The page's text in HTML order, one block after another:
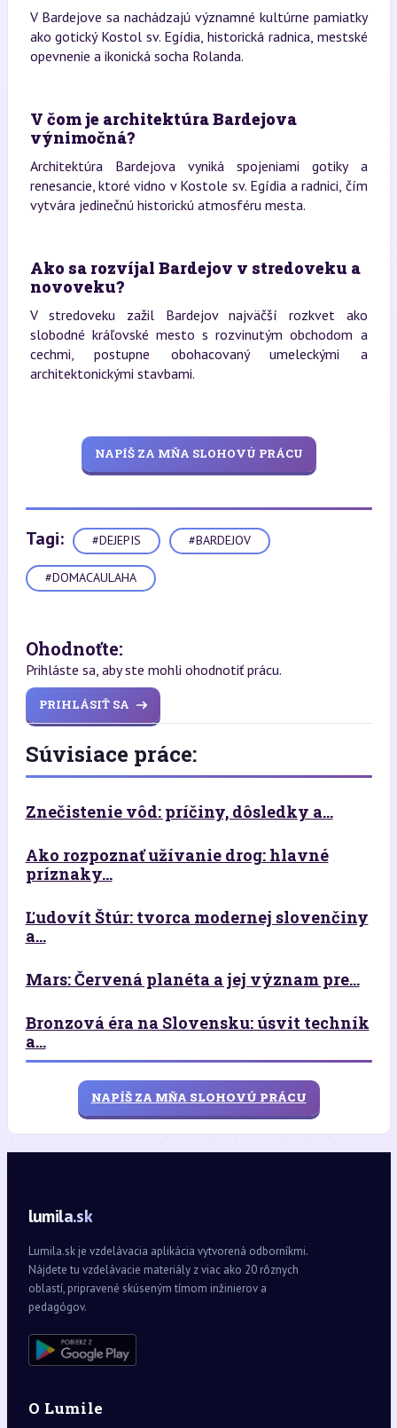
V Bardejove sa nachádzajú významné kultúrne pamiatky
ako gotický Kostol sv. Egídia, historická radnica, mestské
opevnenie a ikonická socha Rolanda.
V čom je architektúra Bardejova
výnimočná?
Architektúra Bardejova vyniká spojeniami gotiky a
renesancie, ktoré vidno v Kostole sv. Egídia a radnici, čím
vytvára jedinečnú historickú atmosféru mesta.
Ako sa rozvíjal Bardejov v stredoveku a
novoveku?
V stredoveku zažil Bardejov najväčší rozkvet ako
slobodné kráľovské mesto s rozvinutým obchodom a
cechmi, postupne obohacovaný umeleckými a
architektonickými stavbami.
NAPÍŠ ZA MŇA SLOHOVÚ PRÁCU
Tagi: #DEJEPIS #BARDEJOV
#DOMACAULAHA
Ohodnoťte:
Prihláste sa, aby ste mohli ohodnotiť prácu.
PRIHLÁSIŤ SA
Súvisiace práce:
Znečistenie vôd: príčiny, dôsledky a...
Ako rozpoznať užívanie drog: hlavné
príznaky...
Ľudovít Štúr: tvorca modernej slovenčiny
a...
Mars: Červená planéta a jej význam pre...
Bronzová éra na Slovensku: úsvit techník
a...
NAPÍŠ ZA MŇA SLOHOVÚ PRÁCU
lumila.sk
Lumila.sk je vzdelávacia aplikácia vytvorená odborníkmi.
Nájdete tu vzdelávacie materiály z viac ako 20 rôznych
oblastí, pripravené skúseným tímom inžinierov a
pedagógov.
O Lumile